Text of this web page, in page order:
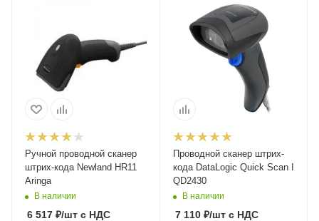
Ручной проводной сканер
штрих-кода Newland HR11
Aringa
В наличии
6 517 ₽/шт с НДС
Проводной сканер штрих-
кода DataLogic Quick Scan I
QD2430
В наличии
7 110₽/штс НДС